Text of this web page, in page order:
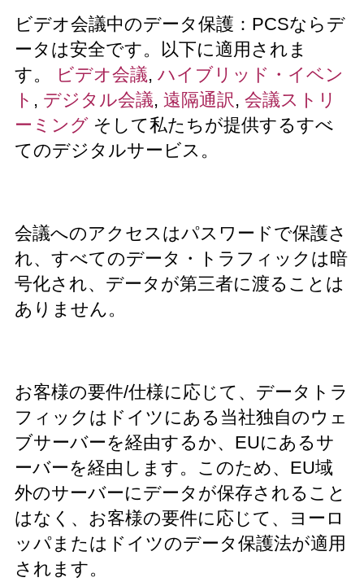
ビデオ会議中のデータ保護：PCSならデ
ータは安全です。以下に適用されま
す。
ビデオ会議, ハイブリッド・イベン
ト , デジタル会議, 遠隔通訳, 会議ストリ
ーミング そして私たちが提供するすべ
てのデジタルサービス。
会議へのアクセスはパスワードで保護さ
れ、すべてのデータ・トラフィックは暗
号化され、データが第三者に渡ることは
ありません。
お客様の要件/仕様に応じて、データトラ
フィックはドイツにある当社独自のウェ
ブサーバーを経由するか、EUにあるサ
ーバーを経由します。このため、EU域
外のサーバーにデータが保存されること
はなく、お客様の要件に応じて、ヨーロ
ッパまたはドイツのデータ保護法が適用
されます。